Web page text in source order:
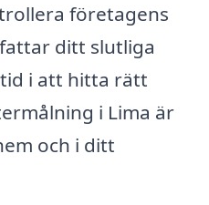
företagens
ditt slutliga
i att hitta rätt
i Lima är
och i ditt